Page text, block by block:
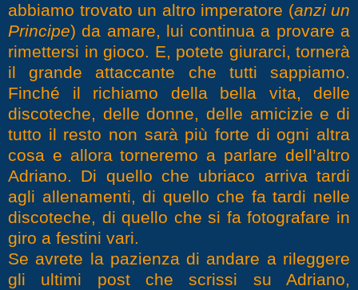
abbiamo trovato un altro imperatore (anzi un
Principe) da amare, lui continua a provare a
rimettersi in gioco. E, potete giurarci, tornerà
il grande attaccante che tutti sappiamo.
Finché il richiamo della bella vita, delle
discoteche, delle donne, delle amicizie e di
tutto il resto non sarà più forte di ogni altra
cosa e allora torneremo a parlare dell’altro
Adriano. Di quello che ubriaco arriva tardi
agli allenamenti, di quello che fa tardi nelle
discoteche, di quello che si fa fotografare in
giro a festini vari.
Se avrete la pazienza di andare a rileggere
gli ultimi post che scrissi su Adriano,